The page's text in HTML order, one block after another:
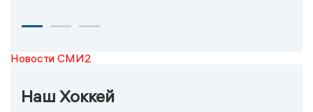
Новости СМИ2
Наш Хоккей